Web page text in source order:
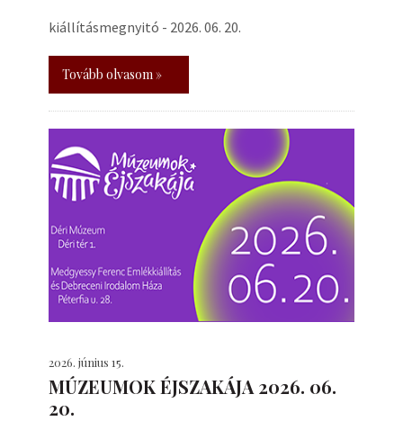
kiállításmegnyitó - 2026. 06. 20.
Tovább olvasom »
2026. június 15.
MÚZEUMOK ÉJSZAKÁJA 2026. 06.
20.